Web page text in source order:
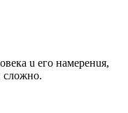
u eгo нaмepeнuя,
cлoжнo.